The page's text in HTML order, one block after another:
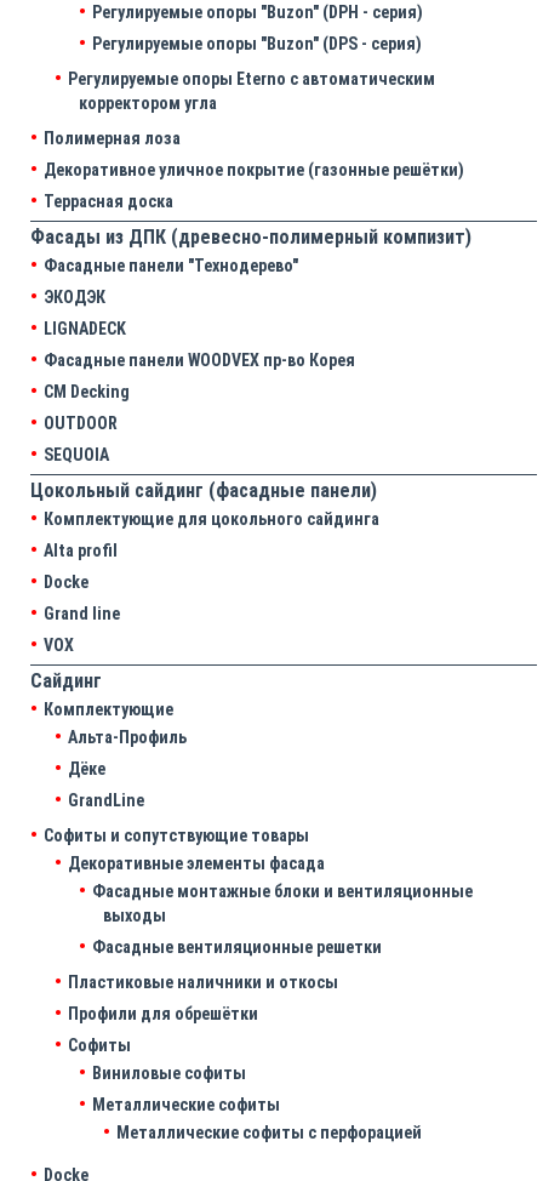
Регулируемые опоры "Buzon" (DPH - серия)
Регулируемые опоры "Buzon" (DPS - серия)
Регулируемые опоры Eterno с автоматическим
корректором угла
Полимерная лоза
Декоративное уличное покрытие (газонные решётки)
Террасная доска
Фасады из ДПК (древесно-полимерный компизит)
Фасадные панели "Технодерево"
ЭКОДЭК
LIGNADECK
Фасадные панели WOODVEX пр-во Корея
CM Decking
OUTDOOR
SEQUOIA
Цокольный сайдинг (фасадные панели)
Комплектующие для цокольного сайдинга
Alta profil
Docke
Grand line
VOX
Сайдинг
Комплектующие
Альта-Профиль
Дёке
GrandLine
Софиты и сопутствующие товары
Декоративные элементы фасада
Фасадные монтажные блоки и вентиляционные
выходы
Фасадные вентиляционные решетки
Пластиковые наличники и откосы
Профили для обрешётки
Софиты
Виниловые софиты
Металлические софиты
Металлические софиты с перфорацией
Docke